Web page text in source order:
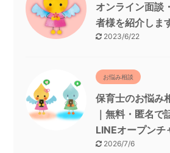
オンライン面談
者様を紹介しま
2023/6/22
お悩み相談
保育士のお悩み
｜無料・匿名で
LINEオープンチ
2026/7/6